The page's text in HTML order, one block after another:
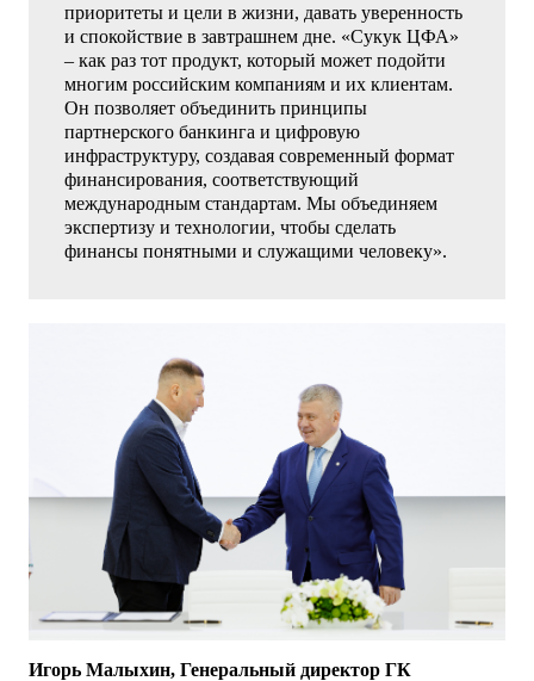
приоритеты и цели в жизни, давать уверенность
и спокойствие в завтрашнем дне. «Сукук ЦФА»
– как раз тот продукт, который может подойти
многим российским компаниям и их клиентам.
Он позволяет объединить принципы
партнерского банкинга и цифровую
инфраструктуру, создавая современный формат
финансирования, соответствующий
международным стандартам. Мы объединяем
экспертизу и технологии, чтобы сделать
финансы понятными и служащими человеку».
Игорь Малыхин, Генеральный директор ГК